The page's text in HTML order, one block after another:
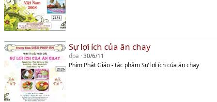
Sự lợi ích của ăn chay
dpa 30/6/11
Phim Phật Giáo - tác phẩm Sự lợi ích của ăn chay